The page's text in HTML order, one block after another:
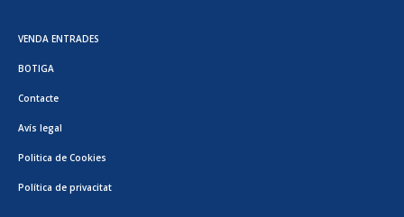
VENDA ENTRADES
BOTIGA
Contacte
Avís legal
Politica de Cookies
Política de privacitat